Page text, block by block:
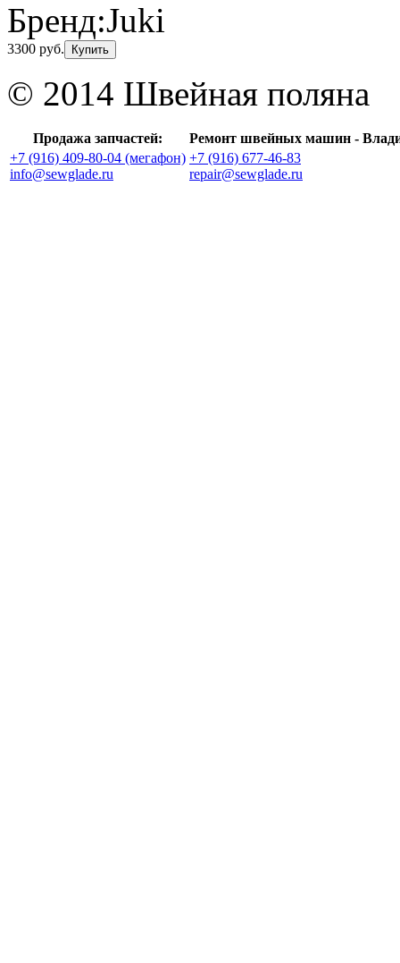
Бренд:Juki
3300 руб. Купить
© 2014 Швейная поляна
Продажа запчастей:
Ремонт швейных машин -
+7 (916) 409-80-04 (мегафон)
info@sewglade.ru
+7 (916) 677-46-83
repair@sewglade.ru